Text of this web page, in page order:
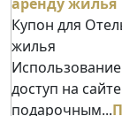
Купон для
жилья
доступ на
подарочным...